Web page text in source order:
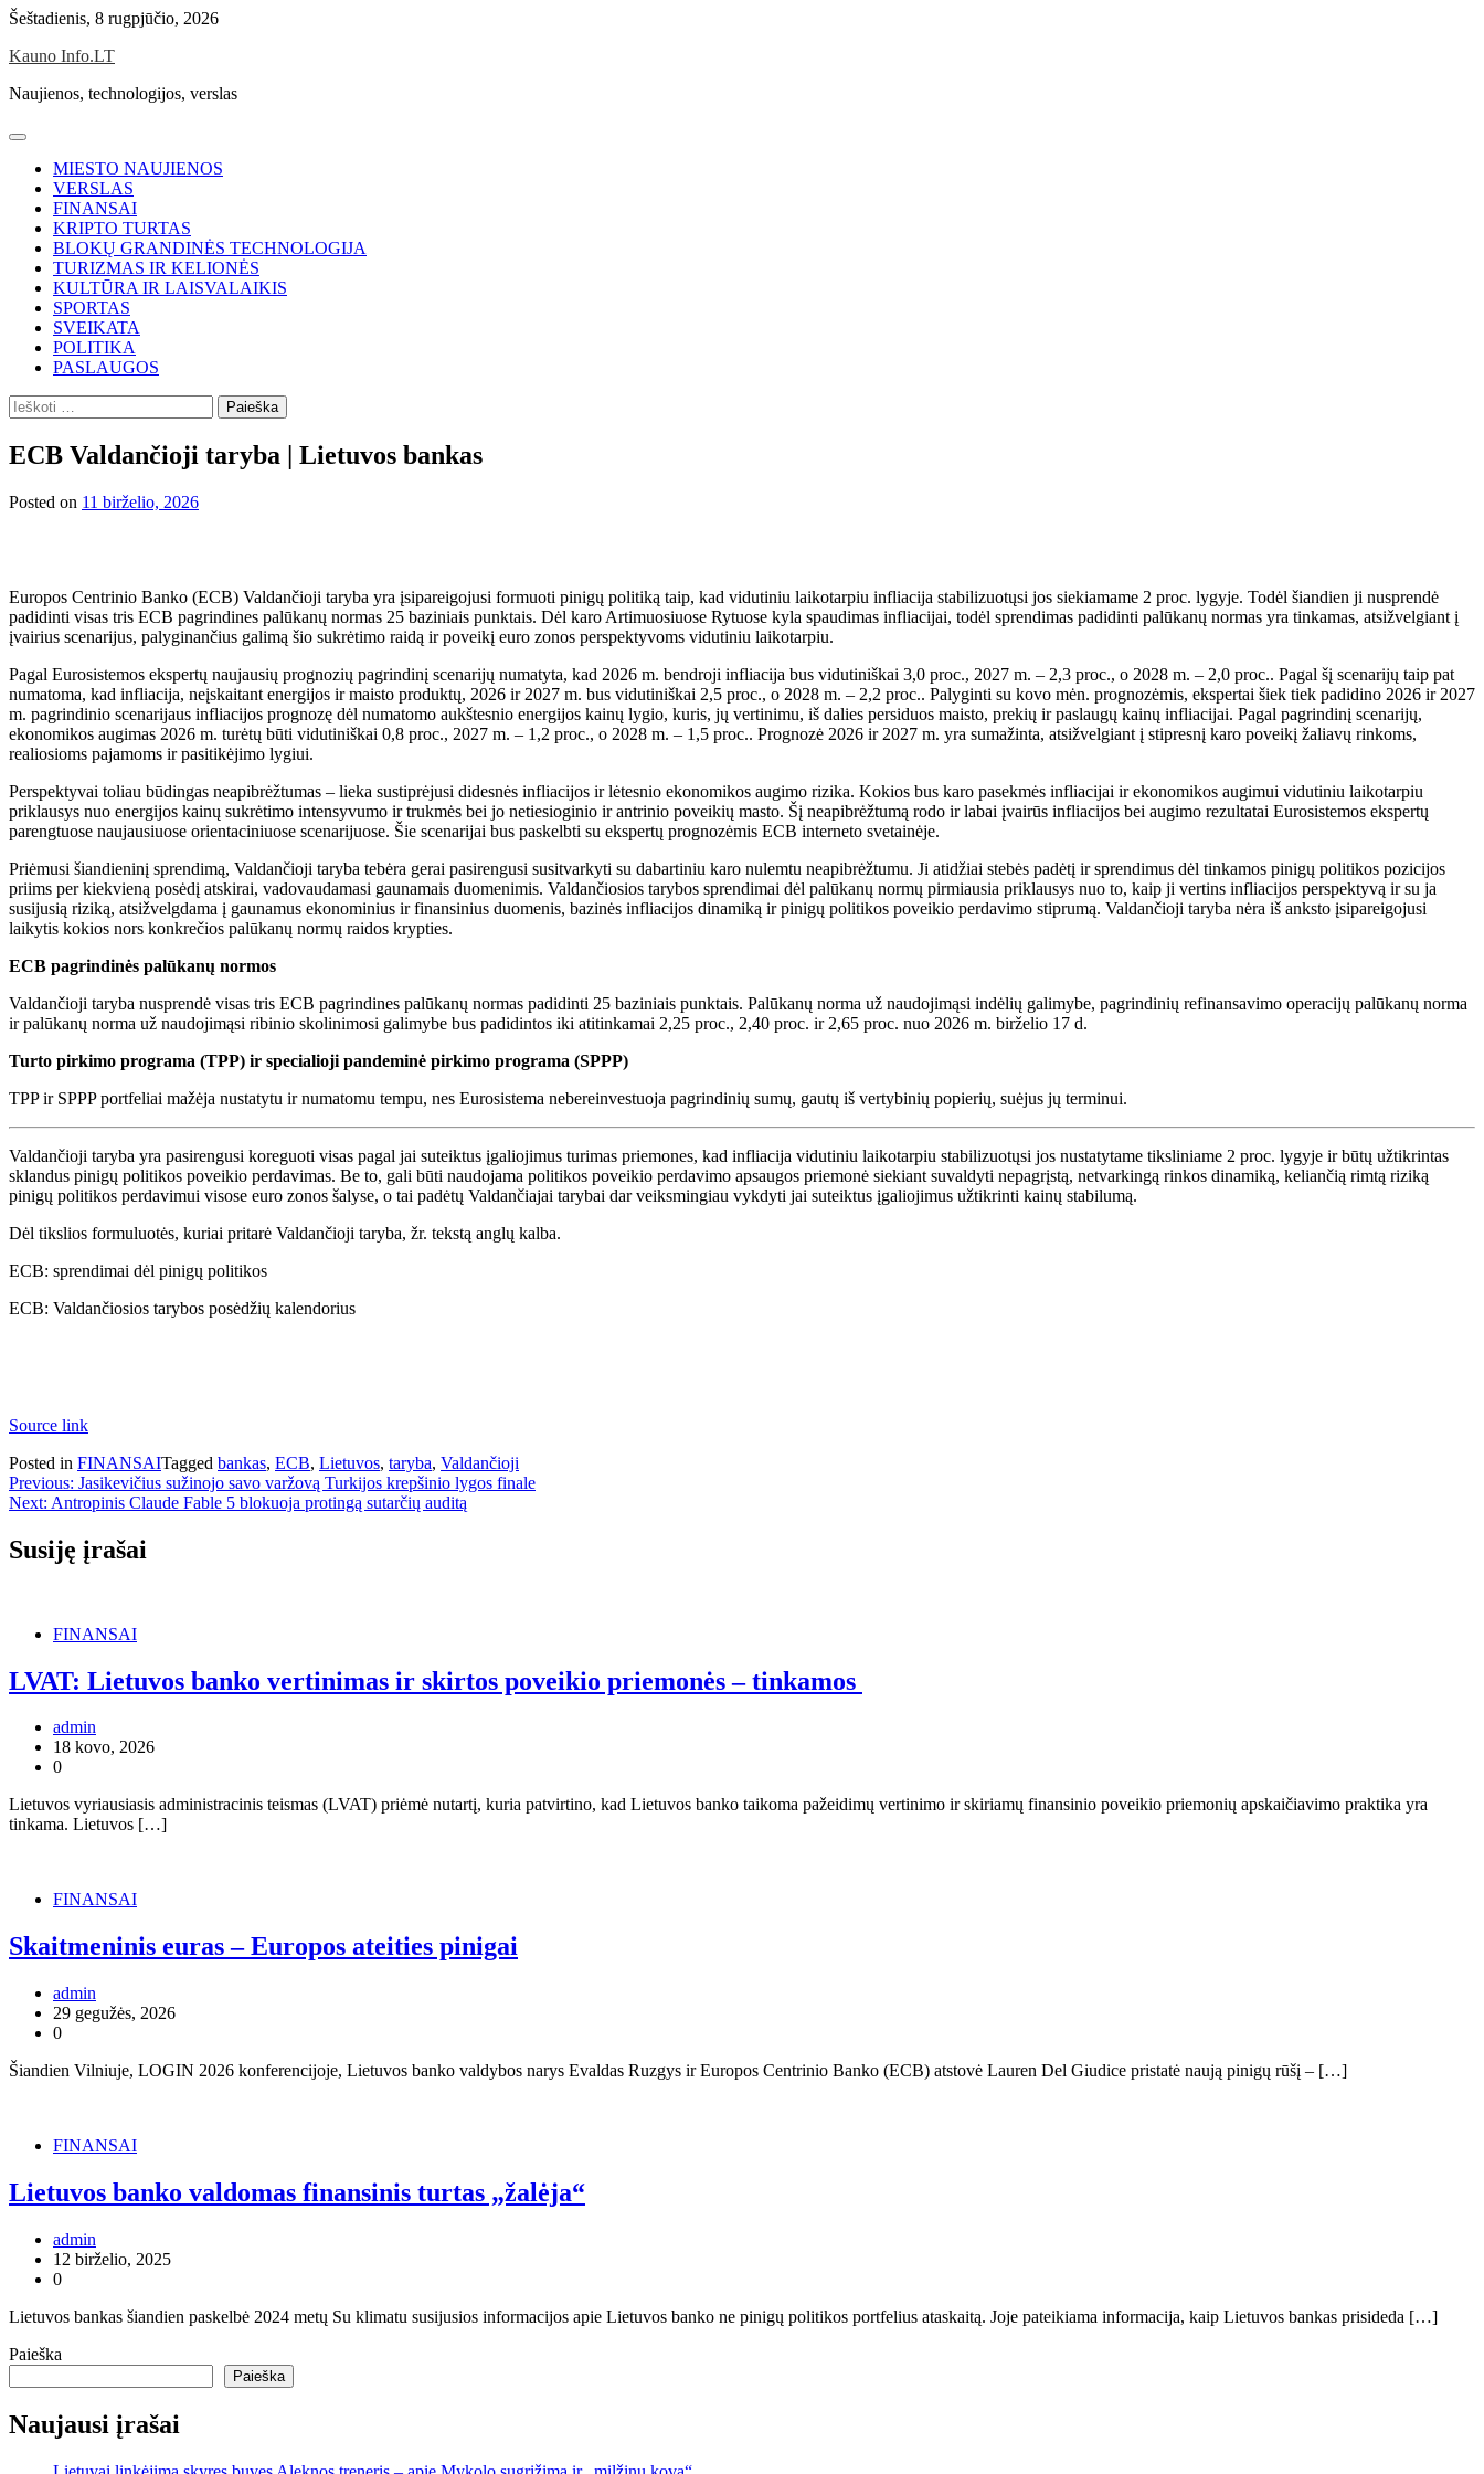
Skip
content
Šeštadienis, 8 rugpjūčio, 2026
Kauno Info.LT
Naujienos, technologijos, verslas
MIESTO NAUJIENOS
VERSLAS
FINANSAI
KRIPTO TURTAS
BLOKŲ GRANDINĖS TECHNOLOGIJA
TURIZMAS IR KELIONĖS
KULTŪRA IR LAISVALAIKIS
SPORTAS
SVEIKATA
POLITIKA
PASLAUGOS
Ieškoti:
ECB Valdančioji taryba | Lietuvos bankas
Posted on 11 birželio, 2026
Europos Centrinio Banko (ECB) Valdančioji taryba yra įsipareigojusi formuoti pinigų politiką taip, kad vidutiniu laikotarpiu infliacija stabilizuotųsi jos siekiamame 2 proc. lygyje. Todėl šiandien ji nusprendė
padidinti visas tris ECB pagrindines palūkanų normas 25 baziniais punktais. Dėl karo Artimuosiuose Rytuose kyla spaudimas infliacijai, todėl sprendimas padidinti palūkanų normas yra tinkamas, atsižvelgiant į
įvairius scenarijus, palyginančius galimą šio sukrėtimo raidą ir poveikį euro zonos perspektyvoms vidutiniu laikotarpiu.
Pagal Eurosistemos ekspertų naujausių prognozių pagrindinį scenarijų numatyta, kad 2026 m. bendroji infliacija bus vidutiniškai 3,0 proc., 2027 m. – 2,3 proc., o 2028 m. – 2,0 proc.. Pagal šį scenarijų taip pat
numatoma, kad infliacija, neįskaitant energijos ir maisto produktų, 2026 ir 2027 m. bus vidutiniškai 2,5 proc., o 2028 m. – 2,2 proc.. Palyginti su kovo mėn. prognozėmis, ekspertai šiek tiek padidino 2026 ir 2027
m. pagrindinio scenarijaus infliacijos prognozę dėl numatomo aukštesnio energijos kainų lygio, kuris, jų vertinimu, iš dalies persiduos maisto, prekių ir paslaugų kainų infliacijai. Pagal pagrindinį scenarijų,
ekonomikos augimas 2026 m. turėtų būti vidutiniškai 0,8 proc., 2027 m. – 1,2 proc., o 2028 m. – 1,5 proc.. Prognozė 2026 ir 2027 m. yra sumažinta, atsižvelgiant į stipresnį karo poveikį žaliavų rinkoms,
realiosioms pajamoms ir pasitikėjimo lygiui.
Perspektyvai toliau būdingas neapibrėžtumas – lieka sustiprėjusi didesnės infliacijos ir lėtesnio ekonomikos augimo rizika. Kokios bus karo pasekmės infliacijai ir ekonomikos augimui vidutiniu laikotarpiu
priklausys nuo energijos kainų sukrėtimo intensyvumo ir trukmės bei jo netiesioginio ir antrinio poveikių masto. Šį neapibrėžtumą rodo ir labai įvairūs infliacijos bei augimo rezultatai Eurosistemos ekspertų
parengtuose naujausiuose orientaciniuose scenarijuose. Šie scenarijai bus paskelbti su ekspertų prognozėmis ECB interneto svetainėje.
Priėmusi šiandieninį sprendimą, Valdančioji taryba tebėra gerai pasirengusi susitvarkyti su dabartiniu karo nulemtu neapibrėžtumu. Ji atidžiai stebės padėtį ir sprendimus dėl tinkamos pinigų politikos pozicijos
priims per kiekvieną posėdį atskirai, vadovaudamasi gaunamais duomenimis. Valdančiosios tarybos sprendimai dėl palūkanų normų pirmiausia priklausys nuo to, kaip ji vertins infliacijos perspektyvą ir su ja
susijusią riziką, atsižvelgdama į gaunamus ekonominius ir finansinius duomenis, bazinės infliacijos dinamiką ir pinigų politikos poveikio perdavimo stiprumą. Valdančioji taryba nėra iš anksto įsipareigojusi
laikytis kokios nors konkrečios palūkanų normų raidos krypties.
ECB pagrindinės palūkanų normos
Valdančioji taryba nusprendė visas tris ECB pagrindines palūkanų normas padidinti 25 baziniais punktais. Palūkanų norma už naudojimąsi indėlių galimybe, pagrindinių refinansavimo operacijų palūkanų norma
ir palūkanų norma už naudojimąsi ribinio skolinimosi galimybe bus padidintos iki atitinkamai 2,25 proc., 2,40 proc. ir 2,65 proc. nuo 2026 m. birželio 17 d.
Turto pirkimo programa (TPP) ir specialioji pandeminė pirkimo programa (SPPP)
TPP ir SPPP portfeliai mažėja nustatytu ir numatomu tempu, nes Eurosistema nebereinvestuoja pagrindinių sumų, gautų iš vertybinių popierių, suėjus jų terminui.
Valdančioji taryba yra pasirengusi koreguoti visas pagal jai suteiktus įgaliojimus turimas priemones, kad infliacija vidutiniu laikotarpiu stabilizuotųsi jos nustatytame tiksliniame 2 proc. lygyje ir būtų užtikrintas
sklandus pinigų politikos poveikio perdavimas. Be to, gali būti naudojama politikos poveikio perdavimo apsaugos priemonė siekiant suvaldyti nepagrįstą, netvarkingą rinkos dinamiką, keliančią rimtą riziką
pinigų politikos perdavimui visose euro zonos šalyse, o tai padėtų Valdančiajai tarybai dar veiksmingiau vykdyti jai suteiktus įgaliojimus užtikrinti kainų stabilumą.
Dėl tikslios formuluotės, kuriai pritarė Valdančioji taryba, žr. tekstą anglų kalba.
ECB: sprendimai dėl pinigų politikos
ECB: Valdančiosios tarybos posėdžių kalendorius
Source link
Posted in FINANSAITagged bankas, ECB, Lietuvos, taryba, Valdančioji
Navigacija
tarp
įrašų
Previous: Jasikevičius sužinojo savo varžovą Turkijos krepšinio lygos finale
Next: Antropinis Claude Fable 5 blokuoja protingą sutarčių auditą
Susiję įrašai
FINANSAI
LVAT: Lietuvos banko vertinimas ir skirtos poveikio priemonės – tinkamos
admin
18 kovo, 2026
0
Lietuvos vyriausiasis administracinis teismas (LVAT) priėmė nutartį, kuria patvirtino, kad Lietuvos banko taikoma pažeidimų vertinimo ir skiriamų finansinio poveikio priemonių apskaičiavimo praktika yra
tinkama. Lietuvos […]
FINANSAI
Skaitmeninis euras – Europos ateities pinigai
admin
29 gegužės, 2026
0
Šiandien Vilniuje, LOGIN 2026 konferencijoje, Lietuvos banko valdybos narys Evaldas Ruzgys ir Europos Centrinio Banko (ECB) atstovė Lauren Del Giudice pristatė naują pinigų rūšį – […]
FINANSAI
Lietuvos banko valdomas finansinis turtas „žalėja“
admin
12 birželio, 2025
0
Lietuvos bankas šiandien paskelbė 2024 metų Su klimatu susijusios informacijos apie Lietuvos banko ne pinigų politikos portfelius ataskaitą. Joje pateikiama informacija, kaip Lietuvos bankas prisideda […]
Paieška
Paieška
Naujausi įrašai